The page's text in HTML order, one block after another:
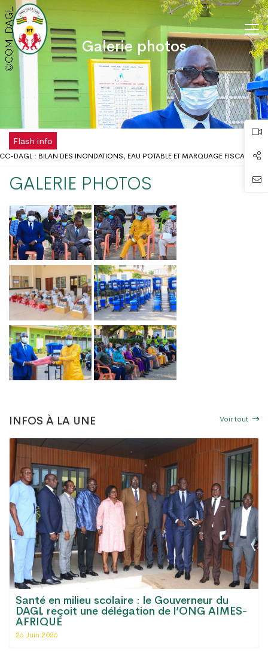
Galerie photos
Flash info
DAGL : BILAN DES INONDATIONS, EAU POTABLE ET MARQUAGE FISCAL AU
DÉSORMAIS D'UNE ANTENNE RÉGIONALE DE LA CHAMBRE DE
D’INONDATIONS DANS LE GRAND LOMÉ : L’ENTRÉE EN SCÈNE DU
DU DISTRICT AUTONOME DU GRAND LOMÉ A TENU SA 2ÈME
D’INONDATION DANS LE GRAND LOMÉ : VERS UNE SYNERGIE D’ACTIONS
DAGL A PRIS PART AU LANCEMENT DE LA CAMPAGNE DE VACCINATION
PROPRE » : LE DAGL SUPPRIME UN DÉPOTOIR SAUVAGE DANS LA
PEUL III : DES ÉQUIPEMENTS SPORTIFS OFFERTS AUX COMMUNES DU GOLFE
GALERIE PHOTOS
INFOS À LA UNE Voir tout
Santé en milieu scolaire : le Gouverneur du
DAGL reçoit une délégation de l’ONG AIMES-
AFRIQUE
26 Juin 2026